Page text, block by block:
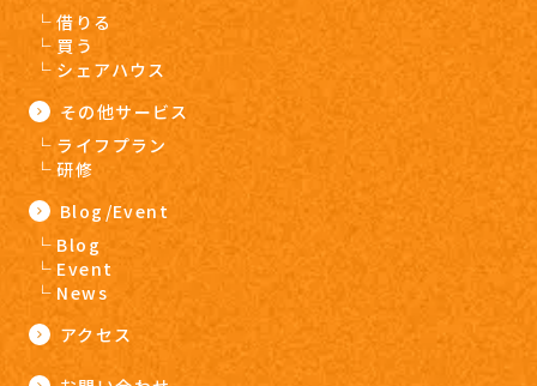
借りる
買う
シェアハウス
その他サービス
ライフプラン
研修
Blog/Event
Blog
Event
News
アクセス